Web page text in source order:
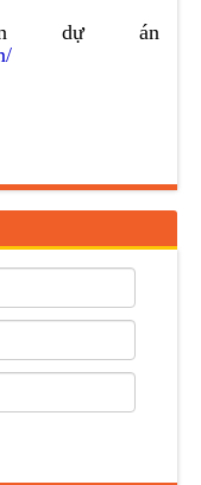
tin dự án